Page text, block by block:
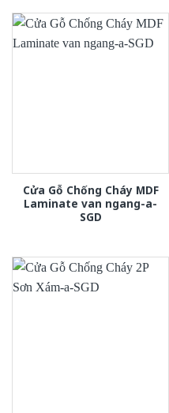
Cửa Gỗ Chống Cháy MDF
Laminate van ngang-a-
SGD